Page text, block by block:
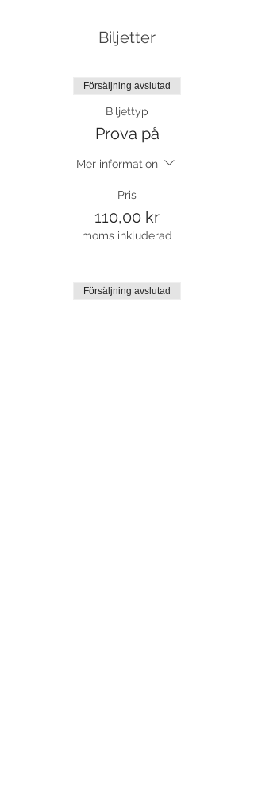
Biljetter
Försäljning avslutad
Biljettyp
Prova på
Mer information
Pris
110,00 kr
moms inkluderad
Försäljning avslutad